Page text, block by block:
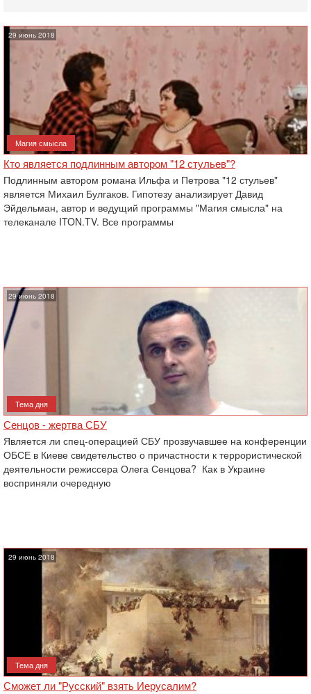
29 июнь 2018
Магия смысла
Кто является подлинным автором "12 стульев"?
Подлинным автором романа Ильфа и Петрова "12 стульев"
является Михаил Булгаков. Гипотезу анализирует Давид
Эйдельман, автор и ведущий программы "Магия смысла" на
телеканале ITON.TV. Все программы
29 июнь 2018
Тема дня
Сенцов - жертва СБУ
Является ли спец-операцией СБУ прозвучавшее на конференции
ОБСЕ в Киеве свидетельство о причастности к террористической
деятельности режиссера Олега Сенцова? Как в Украине
восприняли очередную
29 июнь 2018
Тема дня
Сможет ли "Русский" взять Иерусалим?